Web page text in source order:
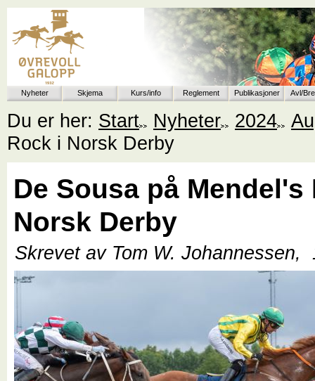
Nyheter Skjema Kurs/info Reglement Publikasjoner Avl/
Du er her: Start Nyheter 2024
Rock i Norsk Derby
De Sousa på Mendel's
Norsk Derby
Skrevet av Tom W. Johannessen,